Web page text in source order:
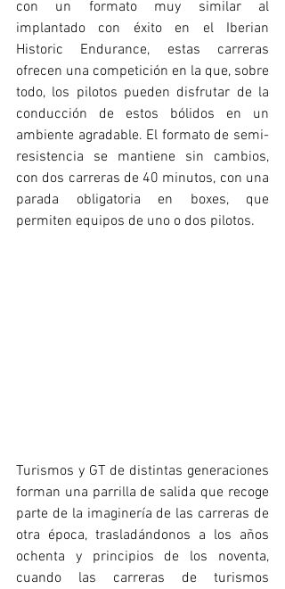
con un formato muy similar al
implantado con éxito en el Iberian
Historic Endurance, estas carreras
ofrecen una competición en la que, sobre
todo, los pilotos pueden disfrutar de la
conducción de estos bólidos en un
ambiente agradable. El formato de semi-
resistencia se mantiene sin cambios,
con dos carreras de 40 minutos, con una
parada obligatoria en boxes, que
permiten equipos de uno o dos pilotos.
Turismos y GT de distintas generaciones
forman una parrilla de salida que recoge
parte de la imaginería de las carreras de
otra época, trasladándonos a los años
ochenta y principios de los noventa,
cuando las carreras de turismos